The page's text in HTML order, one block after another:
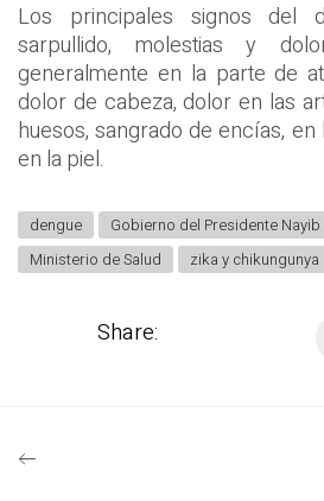
Los principales signos del
sarpullido, molestias y
generalmente en la parte de
dolor de cabeza, dolor en las
huesos, sangrado de encías,
en la piel.
dengue
Gobierno del Presidente Nayib
Ministerio de Salud
zika y chikungunya
Share: